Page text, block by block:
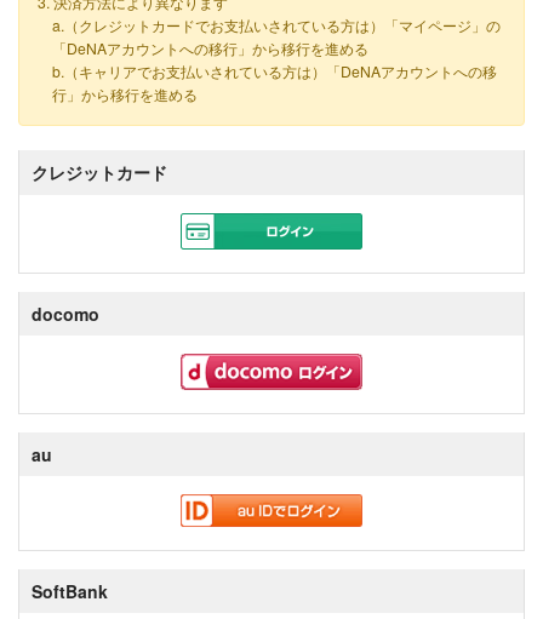
a.（クレジットカードでお支払いされている方は）「マイページ」の
「DeNAアカウントへの移行」から移行を進める
b.（キャリアでお支払いされている方は）「DeNAアカウントへの移
行」から移行を進める
クレジットカード
docomo
au
SoftBank